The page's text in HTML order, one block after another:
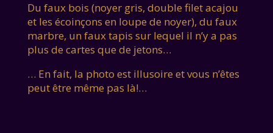
Du faux bois (noyer gris, double filet acajou
et les écoinçons en loupe de noyer), du faux
marbre, un faux tapis sur lequel il n’y a pas
plus de cartes que de jetons…
… En fait, la photo est illusoire et vous n’êtes
peut être même pas là!…